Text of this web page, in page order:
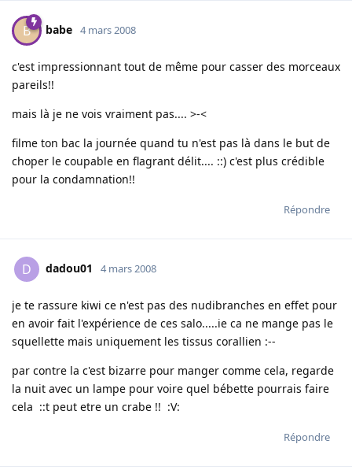
B babe 4 mars 2008
c'est impressionnant tout de même pour casser des morceaux
pareils!!
mais là je ne vois vraiment pas.... >-<
filme ton bac la journée quand tu n'est pas là dans le but de
choper le coupable en flagrant délit.... ::) c'est plus crédible
pour la condamnation!!
Répondre
D dadou01 4 mars 2008
je te rassure kiwi ce n'est pas des nudibranches en effet pour
en avoir fait l'expérience de ces salo.....ie ca ne mange pas le
squellette mais uniquement les tissus corallien :--
par contre la c'est bizarre pour manger comme cela, regarde
la nuit avec un lampe pour voire quel bébette pourrais faire
cela ::t peut etre un crabe !! :V:
Répondre